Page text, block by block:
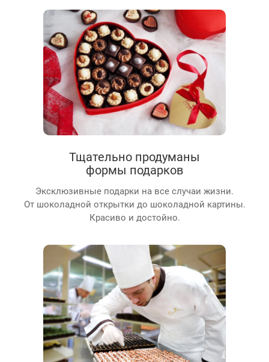
Тщательно продуманы
формы подарков
Эксклюзивные подарки на все случаи жизни.
От шоколадной открытки до шоколадной картины.
Красиво и достойно.